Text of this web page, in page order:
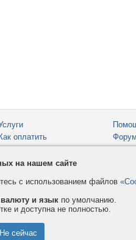
Как оплатить
на нашем сайте
с использованием файлов
валюту и язык по умолчанию.
и доступна не полностью.